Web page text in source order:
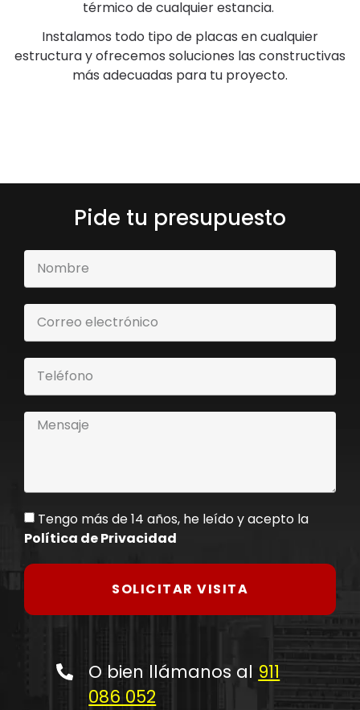
térmico de cualquier estancia.
Instalamos todo tipo de placas en cualquier
estructura y ofrecemos soluciones las constructivas
más adecuadas para tu proyecto.
Pide tu presupuesto
Tengo más de 14 años, he leído y acepto la
Política de Privacidad
SOLICITAR VISITA
O bien llámanos al 911
086 052